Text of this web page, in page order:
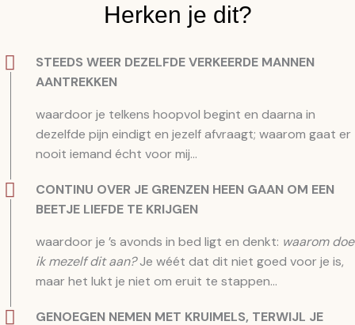
Herken je dit?
STEEDS WEER DEZELFDE VERKEERDE MANNEN
AANTREKKEN
waardoor je telkens hoopvol begint en daarna in
dezelfde pijn eindigt en jezelf afvraagt; waarom gaat er
nooit iemand écht voor mij...
CONTINU OVER JE GRENZEN HEEN GAAN OM EEN
BEETJE LIEFDE TE KRIJGEN
waardoor je ’s avonds in bed ligt en denkt: waarom doe
ik mezelf dit aan?Je wéét dat dit niet goed voor je is,
maar het lukt je niet om eruit te stappen...
GENOEGEN NEMEN MET KRUIMELS, TERWIJL JE